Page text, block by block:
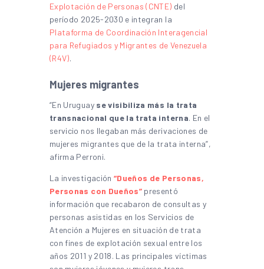
Explotación de Personas (CNTE) del
período 2025-2030 e integran la
Plataforma de Coordinación Interagencial
para Refugiados y Migrantes de Venezuela
(R4V).
Mujeres migrantes
“En Uruguay se visibiliza más la trata
transnacional que la trata interna. En el
servicio nos llegaban más derivaciones de
mujeres migrantes que de la trata interna”,
afirma Perroni.
La investigación “Dueños de Personas,
Personas con Dueños” presentó
información que recabaron de consultas y
personas asistidas en los Servicios de
Atención a Mujeres en situación de trata
con fines de explotación sexual entre los
años 2011 y 2018. Las principales víctimas